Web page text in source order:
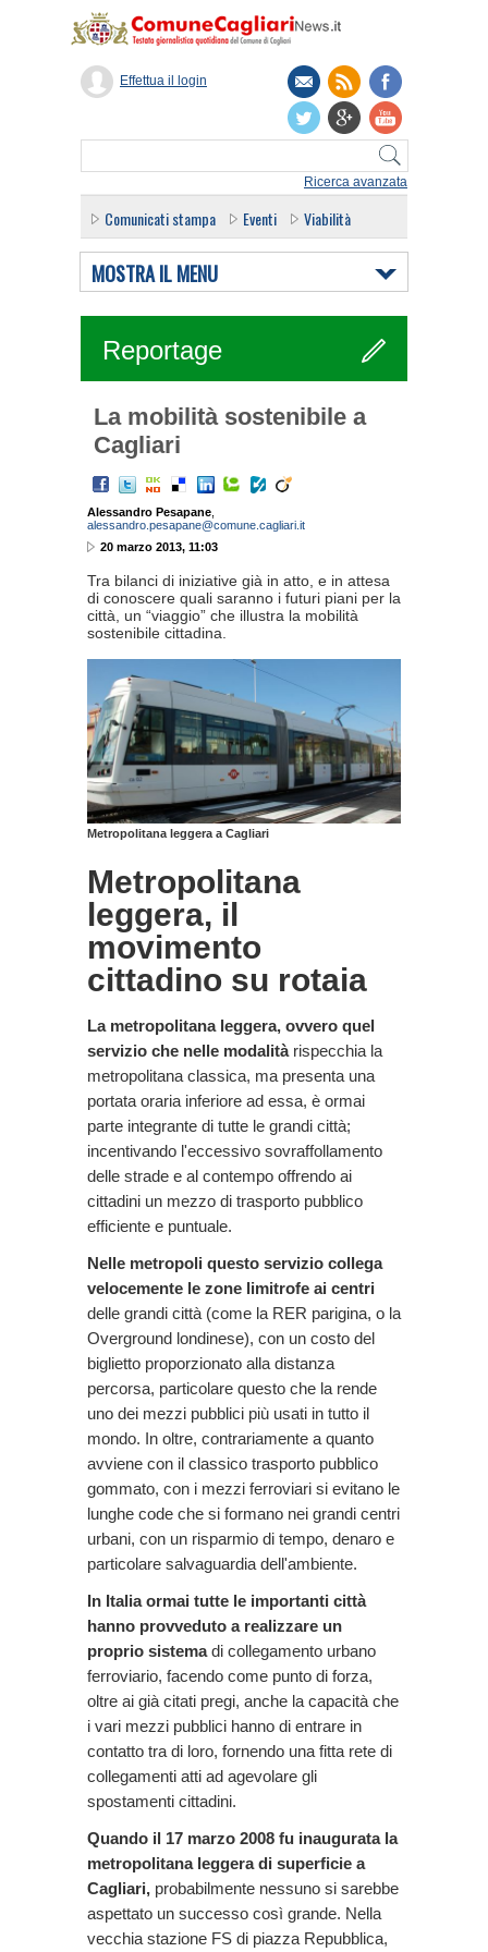
Ricerca avanzata
Effettua il login
Comunicati stampa Eventi Viabilità
MOSTRA IL MENU
Reportage
La mobilità sostenibile a
Cagliari
Alessandro Pesapane
alessandro.pesapane@comune.cagliari.it
20 marzo 2013, 11:03
Tra bilanci di iniziative già in atto, e in attesa
di conoscere quali saranno i futuri piani per la
città, un “viaggio” che illustra la mobilità
sostenibile cittadina.
Metropolitana leggera a Cagliari
Metropolitana
leggera, il
movimento
cittadino su rotaia
La metropolitana leggera, ovvero quel
servizio che nelle modalitàrispecchia la
metropolitana classica, ma presenta una
portata oraria inferiore ad essa, è ormai
parte integrante di tutte le grandi città;
incentivando l'eccessivo sovraffollamento
delle strade e al contempo offrendo ai
cittadini un mezzo di trasporto pubblico
efficiente e puntuale.
Nelle metropoli questo servizio collega
velocemente le zone limitrofe ai centri
delle grandi città (come la RER parigina, o la
Overground londinese), con un costo del
biglietto proporzionato alla distanza
percorsa, particolare questo che la rende
uno dei mezzi pubblici più usati in tutto il
mondo. In oltre, contrariamente a quanto
avviene con il classico trasporto pubblico
gommato, con i mezzi ferroviari si evitano le
lunghe code che si formano nei grandi centri
urbani, con un risparmio di tempo, denaro e
particolare salvaguardia dell'ambiente.
In Italia ormai tutte le importanti città
hanno provveduto a realizzare un
proprio sistemadi collegamento urbano
ferroviario, facendo come punto di forza,
oltre ai già citati pregi, anche la capacità che
i vari mezzi pubblici hanno di entrare in
contatto tra di loro, fornendo una fitta rete di
collegamenti atti ad agevolare gli
spostamenti cittadini.
Quando il 17 marzo 2008 fu inaugurata la
metropolitana leggera di superficie a
Cagliari, probabilmente nessuno si sarebbe
aspettato un successo così grande. Nella
vecchia stazione FS di piazza Repubblica,